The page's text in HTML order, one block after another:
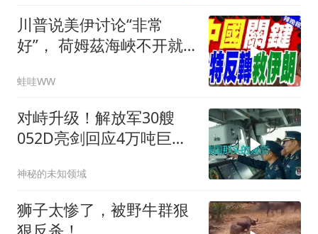
川普说美伊讨论“非常
好”， 荷姆茲海峽不开就
谢寒冰｜辣晚报20260805
蛙哇WW
对峙升级！解放军30艘
052D亮剑回应4万吨巨舰
神秘的未知领域
狮子太惨了，被野牛群狠